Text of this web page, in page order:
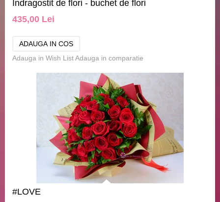
Indragostit de flori - buchet de flori
435,00 Lei
Adauga in Wish ListAdauga in comparatie
#LOVE